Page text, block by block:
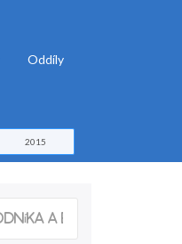
Oddíly
2015